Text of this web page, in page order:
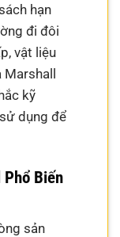
hạn
đi đôi
vật liệu
Marshall
kỹ
dụng để
Phổ Biến
sản